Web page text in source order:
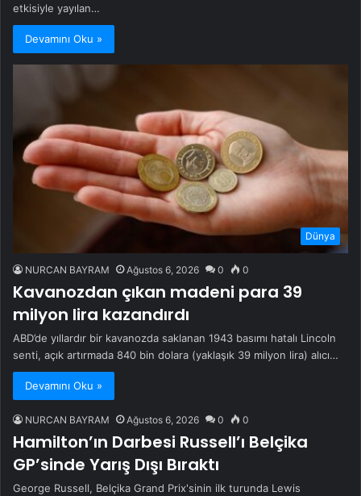
etkisiyle yayılan…
Devamını Oku »
Dünya
NURCAN BAYRAM Ağustos 6, 2026 0 0
Kavanozdan çıkan madeni para 39
milyon lira kazandırdı
ABD’de yıllardır bir kavanozda saklanan 1943 basımı hatalı Lincoln
senti, açık artırmada 840 bin dolara (yaklaşık 39 milyon lira) alıcı…
Devamını Oku »
NURCAN BAYRAM Ağustos 6, 2026 0 0
Hamilton’ın Darbesi Russell’ı Belçika
GP’sinde Yarış Dışı Bıraktı
George Russell, Belçika Grand Prix'sinin ilk turunda Lewis